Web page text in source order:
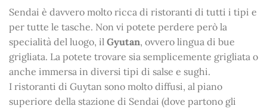
Sendai è davvero molto ricca di ristoranti di tutti i tipi e
per tutte le tasche. Non vi potete perdere però la
specialità del luogo, il Gyutan, ovvero lingua di bue
grigliata. La potete trovare sia semplicemente grigliata o
anche immersa in diversi tipi di salse e sughi.
I ristoranti di Guytan sono molto diffusi, al piano
superiore della stazione di Sendai (dove partono gli